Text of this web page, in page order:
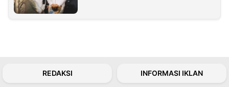
REDAKSI INFORMASI IKLAN